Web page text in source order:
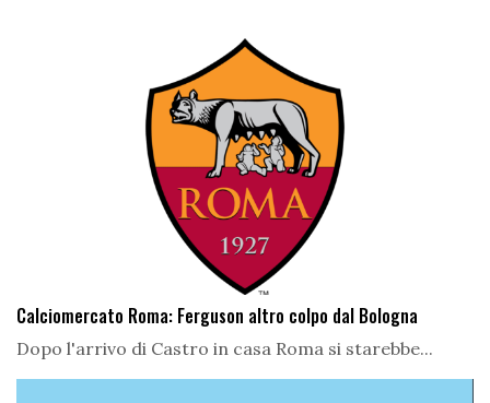
Calciomercato Roma: Ferguson altro colpo dal Bologna
Dopo l'arrivo di Castro in casa Roma si starebbe...